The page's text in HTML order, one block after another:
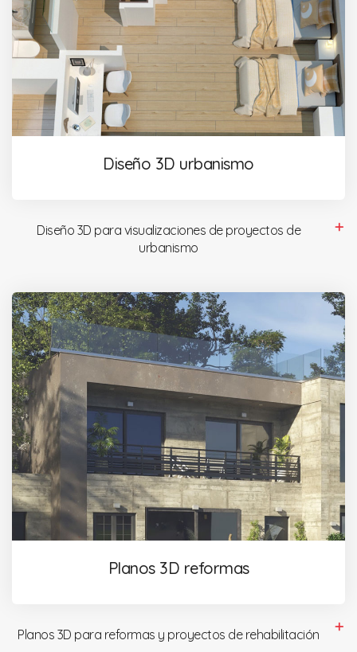
Diseño 3D urbanismo
Diseño 3D para visualizaciones de proyectos de
urbanismo
Planos 3D reformas
Planos 3D para reformas y proyectos de rehabilitación